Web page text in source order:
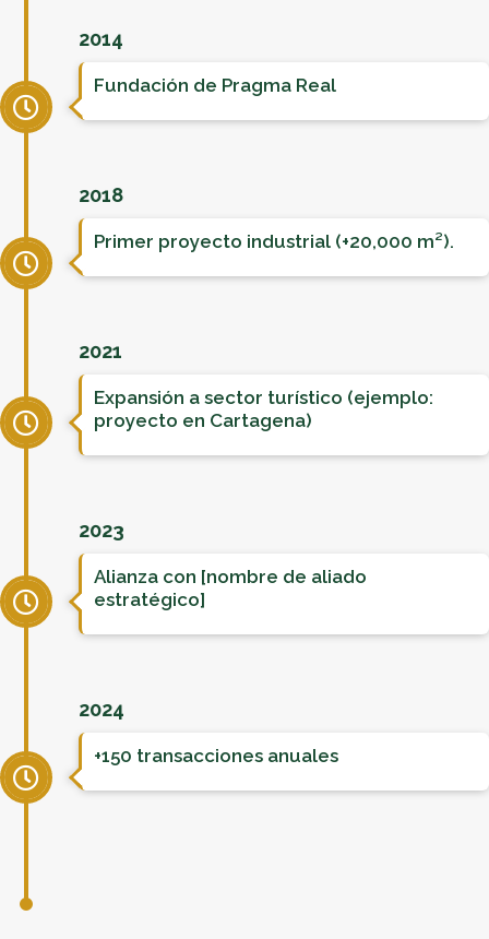
2014
Fundación de Pragma Real
2018
Primer proyecto industrial (+20,000 m²).
2021
Expansión a sector turístico (ejemplo:
proyecto en Cartagena)
2023
Alianza con [nombre de aliado
estratégico]
2024
+150 transacciones anuales